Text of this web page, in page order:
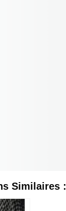
Similaires :